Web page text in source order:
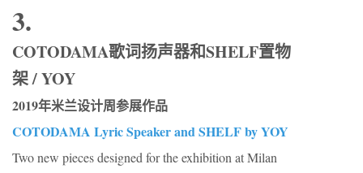
3.
COTODAMA歌词扬声器和SHELF置物
架 / YOY
2019年米兰设计周参展作品
COTODAMA Lyric Speaker and SHELF by YOY
Two new pieces designed for the exhibition at Milan